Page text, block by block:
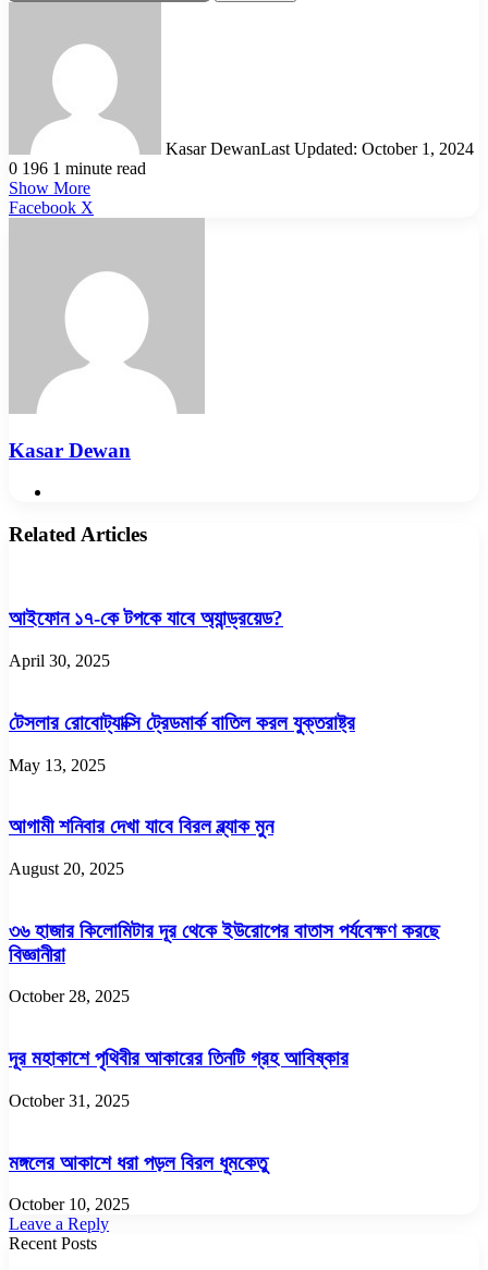
Kasar DewanLast Updated: October 1, 2024
0 196 1 minute read
Show More
Facebook X
Kasar Dewan
Related Articles
আইফোন ১৭-কে টপকে যাবে অ্যান্ড্রয়েড?
April 30, 2025
টেসলার রোবোট্যাক্সি ট্রেডমার্ক বাতিল করল যুক্তরাষ্ট্র
May 13, 2025
আগামী শনিবার দেখা যাবে বিরল ব্ল্যাক মুন
August 20, 2025
৩৬ হাজার কিলোমিটার দূর থেকে ইউরোপের বাতাস পর্যবেক্ষণ করছে
বিজ্ঞানীরা
October 28, 2025
দূর মহাকাশে পৃথিবীর আকারের তিনটি গ্রহ আবিষ্কার
October 31, 2025
মঙ্গলের আকাশে ধরা পড়ল বিরল ধূমকেতু
October 10, 2025
Leave a Reply
Recent Posts